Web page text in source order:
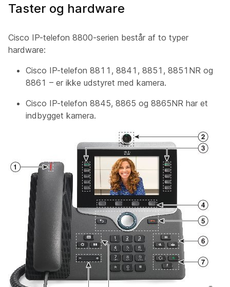
Taster og hardware
Cisco IP-telefon 8800-serien består af to typer
hardware:
Cisco IP-telefon 8811, 8841, 8851, 8851NR og
8861 – er ikke udstyret med kamera.
Cisco IP-telefon 8845, 8865 og 8865NR har et
indbygget kamera.